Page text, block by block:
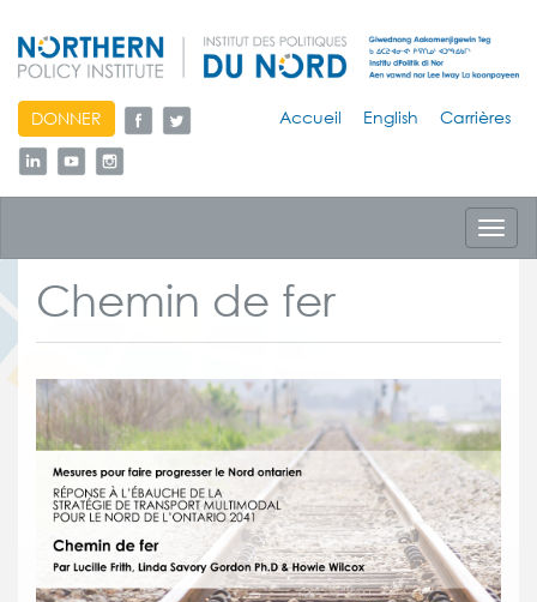
skip
to
content
DONNER Accueil English Carrières
Chemin de fer